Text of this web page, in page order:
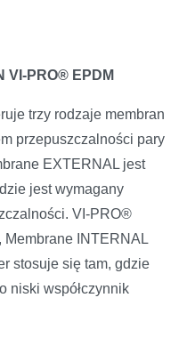
VI-PRO® EPDM
trzy rodzaje membran
przepuszczalności pary
EXTERNAL jest
jest wymagany
VI-PRO®
Membrane INTERNAL
stosuje się tam, gdzie
niski współczynnik